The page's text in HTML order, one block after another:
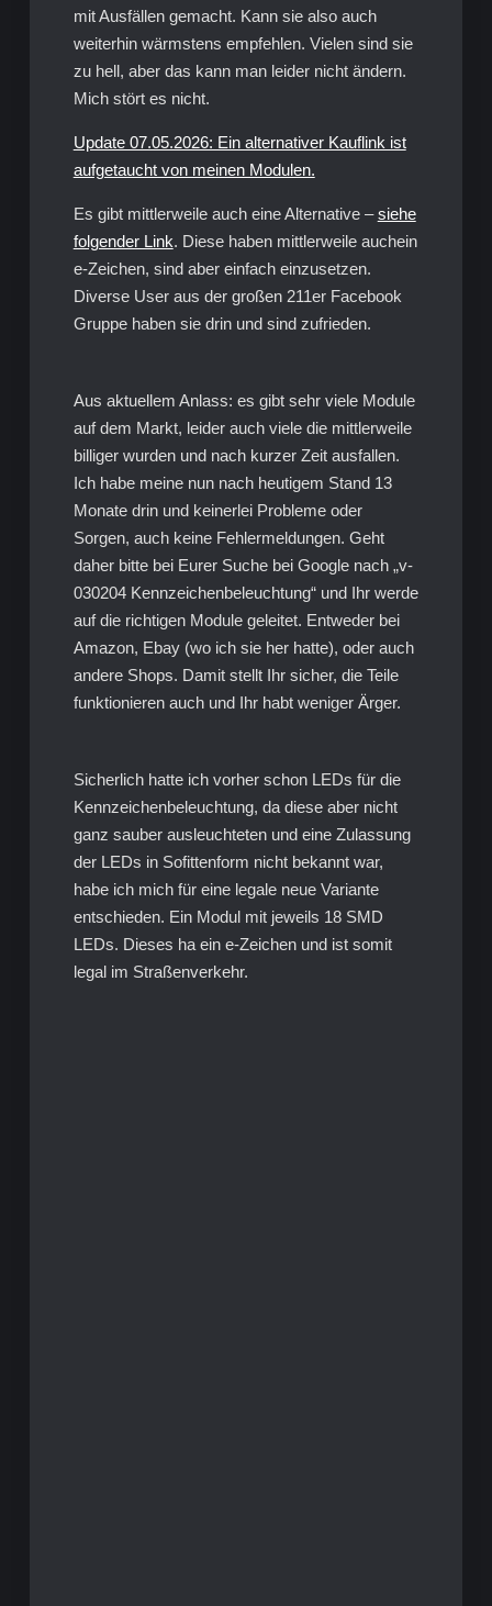
mit Ausfällen gemacht. Kann sie also auch
weiterhin wärmstens empfehlen. Vielen sind sie
zu hell, aber das kann man leider nicht ändern.
Mich stört es nicht.
Update 07.05.2026: Ein alternativer Kauflink ist
aufgetaucht von meinen Modulen.
Es gibt mittlerweile auch eine Alternative –siehe
folgender Link. Diese haben mittlerweile auchein
e-Zeichen, sind aber einfach einzusetzen.
Diverse User aus der großen 211er Facebook
Gruppe haben sie drin und sind zufrieden.
Aus aktuellem Anlass: es gibt sehr viele Module
auf dem Markt, leider auch viele die mittlerweile
billiger wurden und nach kurzer Zeit ausfallen.
Ich habe meine nun nach heutigem Stand 13
Monate drin und keinerlei Probleme oder
Sorgen, auch keine Fehlermeldungen. Geht
daher bitte bei Eurer Suche bei Google nach „v-
030204 Kennzeichenbeleuchtung“ und Ihr werde
auf die richtigen Module geleitet. Entweder bei
Amazon, Ebay (wo ich sie her hatte), oder auch
andere Shops. Damit stellt Ihr sicher, die Teile
funktionieren auch und Ihr habt weniger Ärger.
Sicherlich hatte ich vorher schon LEDs für die
Kennzeichenbeleuchtung, da diese aber nicht
ganz sauber ausleuchteten und eine Zulassung
der LEDs in Sofittenform nicht bekannt war,
habe ich mich für eine legale neue Variante
entschieden. Ein Modul mit jeweils 18 SMD
LEDs. Dieses ha ein e-Zeichen und ist somit
legal im Straßenverkehr.